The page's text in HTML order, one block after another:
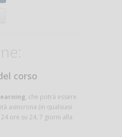
corso
, che potrà essere
asincrona (in qualsiasi
ore su 24, 7 giorni alla